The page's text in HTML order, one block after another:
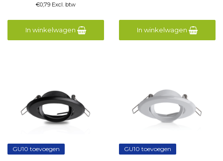
€0,79 Excl. btw
In winkelwagen In winkelwagen
GU10 toevoegen GU10 toevoegen